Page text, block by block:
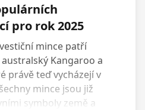
pro rok 2025
mince patří
Kangaroo a
právě teď vycházejí v
mince jsou již
symboly země a